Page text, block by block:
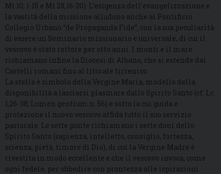
Mt 10, 1-15 e Mt 28,16-20). L’esigenza dell’evangelizzazione e
la vastità della missione alludono anche al Pontificio
Collegio Urbano “de Propaganda Fide”, con la sua peculiarità
di essere un Seminario missionario e universale, di cui il
vescovo è stato rettore per otto anni. I monti e il mare
richiamano infine la Diocesi di Albano, che si estende dai
Castelli romani fino al litorale tirrenico.
La stella è simbolo della Vergine Maria, modello della
disponibilità a lasciarsi plasmare dallo Spirito Santo (cf. Lc
1,26-38; Lumen gentium n. 56) e sotto la cui guida e
protezione il nuovo vescovo affida tutto il suo servizio
pastorale. Le sette punte richiamano i sette doni dello
Spirito Santo (sapienza, intelletto, consiglio, fortezza,
scienza, pietà, timore di Dio), di cui la Vergine Madre è
rivestita in modo eccellente e che il vescovo invoca, come
ogni fedele, per obbedire con prontezza alle ispirazioni